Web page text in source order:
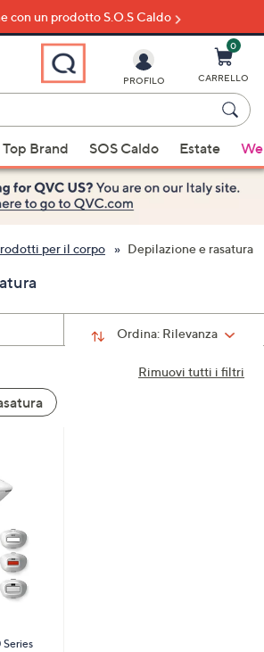
con un prodotto S.O.S Caldo
PROFILO
0
CARRELLO
Top Brand SOS Caldo Estate
per il corpo Depilazione e rasatura
Ordina: Rilevanza
Rimuovi tutti i filtri